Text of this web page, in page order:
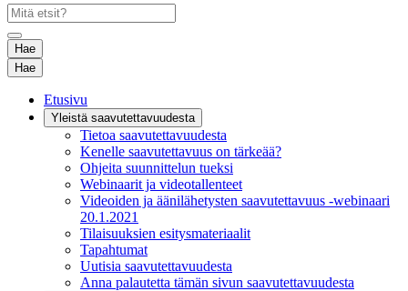
Hae
Hae
Etusivu
Yleistä saavutettavuudesta
Tietoa saavutettavuudesta
Kenelle saavutettavuus on tärkeää?
Ohjeita suunnittelun tueksi
Webinaarit ja videotallenteet
Videoiden ja äänilähetysten saavutettavuus -webinaari
20.1.2021
Tilaisuuksien esitysmateriaalit
Tapahtumat
Uutisia saavutettavuudesta
Anna palautetta tämän sivun saavutettavuudesta